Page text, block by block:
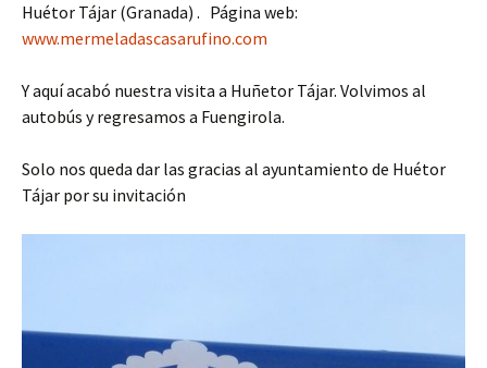
Huétor Tájar (Granada) . Página web:
www.mermeladascasarufino.com
Y aquí acabó nuestra visita a Huñetor Tájar. Volvimos al
autobús y regresamos a Fuengirola.
Solo nos queda dar las gracias al ayuntamiento de Huétor
Tájar por su invitación